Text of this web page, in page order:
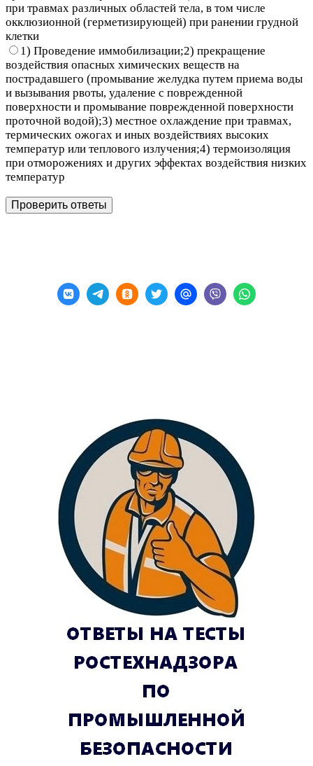
при травмах различных областей тела, в том числе
окклюзионной (герметизирующей) при ранении грудной
клетки
1) Проведение иммобилизации;2) прекращение
воздействия опасных химических веществ на
пострадавшего (промывание желудка путем приема воды
и вызывания рвоты, удаление с поврежденной
поверхности и промывание поврежденной поверхности
проточной водой);3) местное охлаждение при травмах,
термических ожогах и иных воздействиях высоких
температур или теплового излучения;4) термоизоляция
при отморожениях и других эффектах воздействия низких
температур